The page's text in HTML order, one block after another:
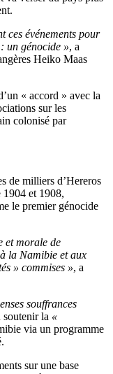
ces événements pour
un génocide », a
Heiko Maas
« accord » avec la
sur les
colonisé par
de milliers d’Hereros
1904 et 1908,
le premier génocide
et morale de
la Namibie et aux
» commises », a
souffrances
soutenir la «
via un programme
sur une base